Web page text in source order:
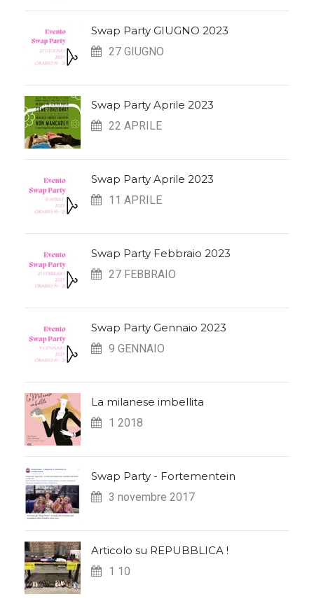
Swap Party GIUGNO 2023
27 GIUGNO
Swap Party Aprile 2023
22 APRILE
Swap Party Aprile 2023
11 APRILE
Swap Party Febbraio 2023
27 FEBBRAIO
Swap Party Gennaio 2023
9 GENNAIO
La milanese imbellita
1 2018
Swap Party - Fortementein
3 novembre 2017
Articolo su REPUBBLICA !
1 10